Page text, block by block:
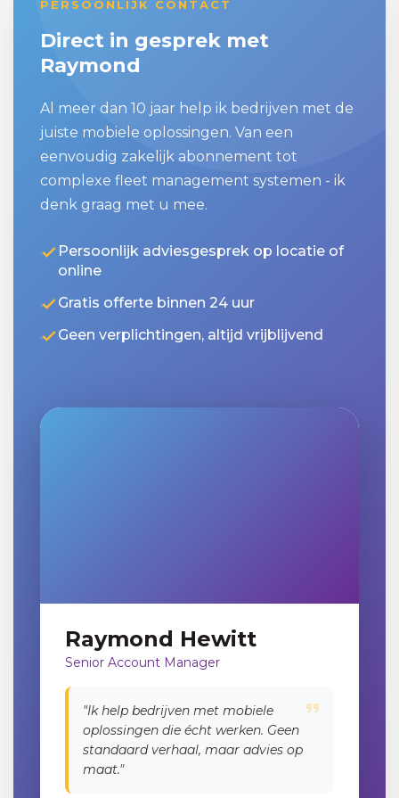
PERSOONLIJK CONTACT
Direct in gesprek met
Raymond
Al meer dan 10 jaar help ik bedrijven met de
juiste mobiele oplossingen. Van een
eenvoudig zakelijk abonnement tot
complexe fleet management systemen - ik
denk graag met u mee.
Persoonlijk adviesgesprek op locatie of
online
Gratis offerte binnen 24 uur
Geen verplichtingen, altijd vrijblijvend
Raymond Hewitt
Senior Account Manager
"Ik help bedrijven met mobiele
oplossingen die écht werken. Geen
standaard verhaal, maar advies op
maat."